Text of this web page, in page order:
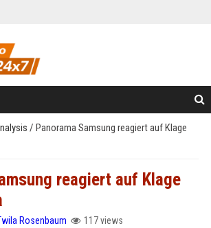
/ Panorama Samsung reagiert auf Klage
reagiert auf Klage
Rosenbaum 117 views